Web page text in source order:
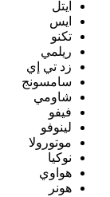
ايتل
ايس
تكنو
ريلمي
زد تي إي
سامسونج
شاومي
فيفو
لينوفو
موتورولا
نوكيا
هواوي
هونر